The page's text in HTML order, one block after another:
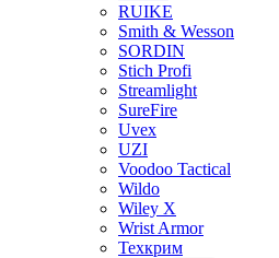
RUIKE
Smith & Wesson
SORDIN
Stich Profi
Streamlight
SureFire
Uvex
UZI
Voodoo Tactical
Wildo
Wiley X
Wrist Armor
Техкрим